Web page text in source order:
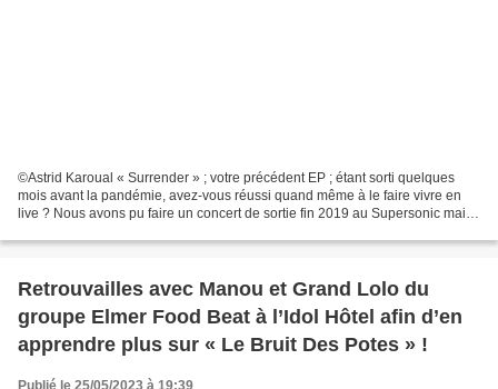
©Astrid Karoual « Surrender » ; votre précédent EP ; étant sorti quelques
mois avant la pandémie, avez-vous réussi quand même à le faire vivre en
live ? Nous avons pu faire un concert de sortie fin 2019 au Supersonic mais
Retrouvailles avec Manou et Grand Lolo du
groupe Elmer Food Beat à l’Idol Hôtel afin d’en
apprendre plus sur « Le Bruit Des Potes » !
Publié le 25/05/2023 à 19:39